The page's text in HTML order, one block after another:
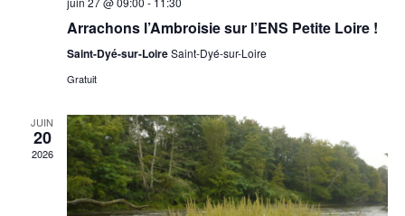
Arrachons l’Ambroisie sur l’ENS Petite Loire !
Saint-Dyé-sur-LoireSaint-Dyé-sur-Loire
Gratuit
JUIN
20
2026